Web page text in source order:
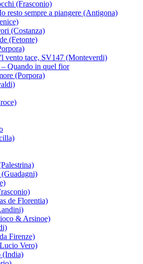
(Frasconio)
resto sempre a piangere (Antigona)
(Costanza)
(Fetonte)
vento tace, SV147 (Monteverdi)
– Quando in quel fior
(Porpora)
(Guadagni)
de Florentia)
& Arsinoe)
Firenze)
Vero)
(India)